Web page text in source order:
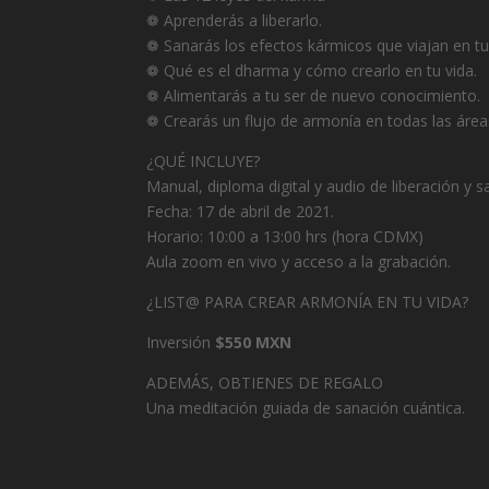
❁ Aprenderás a liberarlo.
❁ Sanarás los efectos kármicos que viajan en
❁ Qué es el dharma y cómo crearlo en tu vida.
❁ Alimentarás a tu ser de nuevo conocimiento.
❁ Crearás un flujo de armonía en todas las
¿QUÉ INCLUYE?
Manual, diploma digital y audio de liberación y
Fecha: 17 de abril de 2021.
Horario: 10:00 a 13:00 hrs (hora CDMX)
Aula zoom en vivo y acceso a la grabación.
¿LIST@ PARA CREAR ARMONÍA EN TU VIDA?
Inversión $550 MXN
ADEMÁS, OBTIENES DE REGALO
Una meditación guiada de sanación cuántica.